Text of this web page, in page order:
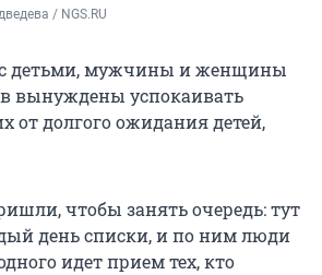
/ NGS.RU
детьми, мужчины и женщины
вынуждены успокаивать
долгого ожидания детей,
чтобы занять очередь: тут
день списки, и по ним люди
идет прием тех, кто